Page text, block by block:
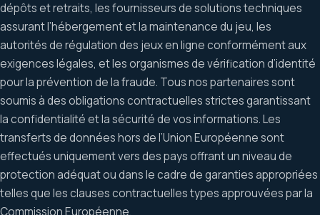
dépôts et retraits, les fournisseurs de solutions techniques
assurant l’hébergement et la maintenance du jeu, les
autorités de régulation des jeux en ligne conformément aux
exigences légales, et les organismes de vérification d’identité
pour la prévention de la fraude. Tous nos partenaires sont
soumis à des obligations contractuelles strictes garantissant
la confidentialité et la sécurité de vos informations. Les
transferts de données hors de l’Union Européenne sont
effectués uniquement vers des pays offrant un niveau de
protection adéquat ou dans le cadre de garanties appropriées
telles que les clauses contractuelles types approuvées par la
Commission Européenne.